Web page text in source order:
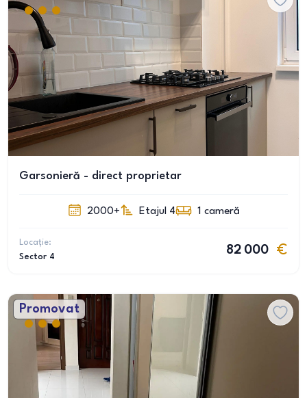
Garsonieră - direct proprietar
2000+ Etajul 4 1 cameră
Locație:
Sector 4
82 000
Promovat